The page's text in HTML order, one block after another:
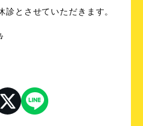
とさせていただきます。